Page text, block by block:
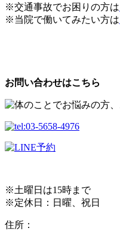
※交通事故でお困りの方は
※当院で働いてみたい方は
お問い合わせはこちら
※土曜日は15時まで
※定休日：日曜、祝日
住所：